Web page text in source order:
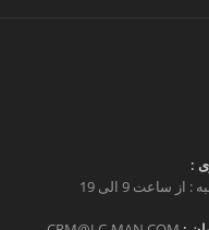
:
ساعت 9 الی 19